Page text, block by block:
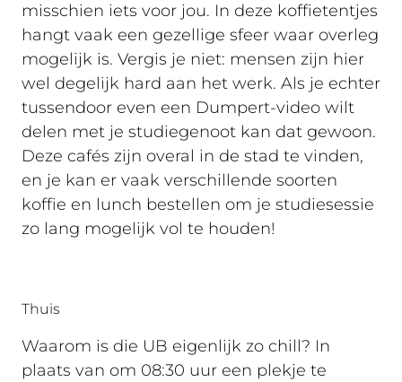
misschien iets voor jou. In deze koffietentjes
hangt vaak een gezellige sfeer waar overleg
mogelijk is. Vergis je niet: mensen zijn hier
wel degelijk hard aan het werk. Als je echter
tussendoor even een Dumpert-video wilt
delen met je studiegenoot kan dat gewoon.
Deze cafés zijn overal in de stad te vinden,
en je kan er vaak verschillende soorten
koffie en lunch bestellen om je studiesessie
zo lang mogelijk vol te houden!
Thuis
Waarom is die UB eigenlijk zo chill? In
plaats van om 08:30 uur een plekje te